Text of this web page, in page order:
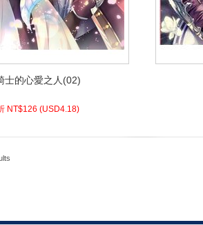
士的心愛之人(02)
NT$126 (USD4.18)